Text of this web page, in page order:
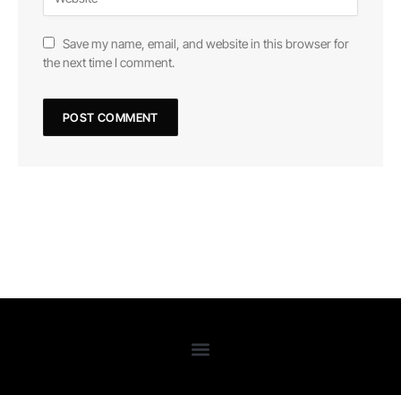
Save my name, email, and website in this browser for
the next time I comment.